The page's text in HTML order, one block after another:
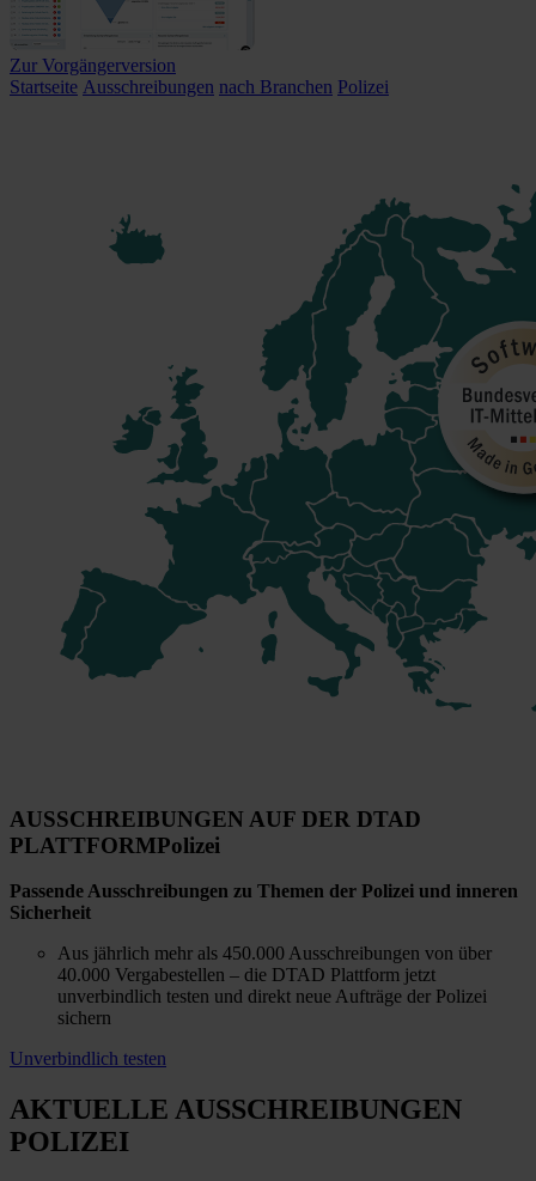
Zur Vorgängerversion
Startseite Ausschreibungen nach Branchen Polizei
AUSSCHREIBUNGEN AUF DER DTAD
PLATTFORMPolizei
Passende Ausschreibungen zu Themen der Polizei und inneren
Sicherheit
Aus jährlich mehr als 450.000 Ausschreibungen von über
40.000 Vergabestellen – die DTAD Plattform jetzt
unverbindlich testen und direkt neue Aufträge der Polizei
sichern
Unverbindlich testen
AKTUELLE AUSSCHREIBUNGEN
POLIZEI